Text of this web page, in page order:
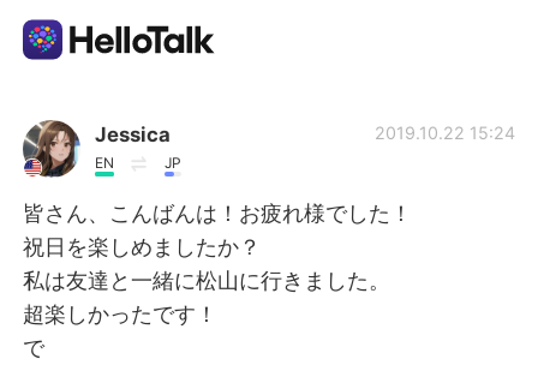
Appli d'échange linguistique
AI Grammar Checker
Français
Jessica
EN JP
2019.10.22 15:24
皆さん、こんばんは！お疲れ様でした！
祝日を楽しめましたか？
私は友達と一緒に松山に行きました。
超楽しかったです！
で